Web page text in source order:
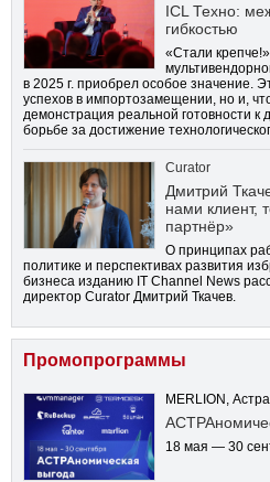
ICL Техно:
гибкостью
«Стали
в 2025 г. приобрел особое значение.
успехов в импортозамещении, но и,
демонстрация реальной готовности
борьбе за достижение
Curator
Дмитрий
нами клиент,
партнёр»
О принципах
политике и перспективах развития
бизнеса изданию IT Channel News
директор Curator Дмитрий Ткачев.
Промопрограммы
MERLION, Астра
18 мая — 30